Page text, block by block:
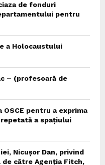
de fonduri
pentru
a Holocaustului
– (profesoară de
pentru a exprima
a spațiului
Nicușor Dan, privind
către Agenția Fitch,